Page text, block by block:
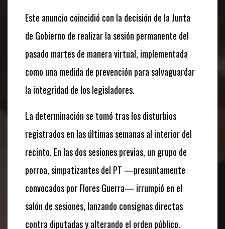
Este anuncio coincidió con la decisión de la Junta
de Gobierno de realizar la sesión permanente del
pasado martes de manera virtual, implementada
como una medida de prevención para salvaguardar
la integridad de los legisladores.
La determinación se tomó tras los disturbios
registrados en las últimas semanas al interior del
recinto. En las dos sesiones previas, un grupo de
porroa, simpatizantes del PT —presuntamente
convocados por Flores Guerra— irrumpió en el
salón de sesiones, lanzando consignas directas
contra diputadas y alterando el orden público.